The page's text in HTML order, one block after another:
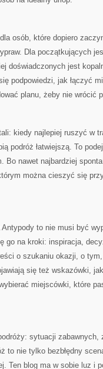
osób, które dopiero
Dla początkujących
doświadczonych jest
podpowiedzi, jak łączyć
planu, żeby nie wrócić
kiedy najlepiej ruszyć w
podróż łatwiejszą. To
Bo nawet najbardziej
można cieszyć się
to nie musi być
go na kroki: inspiracja,
o szukaniu okazji, o
się też wskazówki,
miejscówki, które
sytuacji
to nie tylko bezbłędny
Ten blog ma w sobie luz i